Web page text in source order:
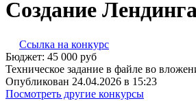
Создание
Ссылка на конкурс
Бюджет: 45 000 руб
Техническое задание в файле во
Опубликован 24.04.2026 в 15:23
Посмотреть другие конкурсы